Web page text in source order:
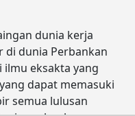
dunia kerja
dunia Perbankan
ilmu eksakta yang
dapat memasuki
semua lulusan